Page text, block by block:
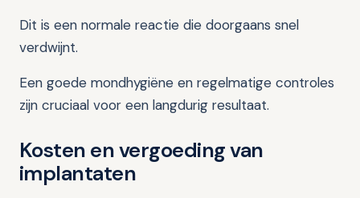
Dit is een normale reactie die doorgaans snel
verdwijnt.
Een goede mondhygiëne en regelmatige controles
zijn cruciaal voor een langdurig resultaat.
Kosten en vergoeding van
implantaten